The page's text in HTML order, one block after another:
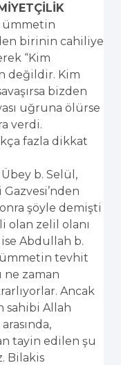
birinin cahiliye
“Kim
değildir. Kim
bizden
uğruna ölürse
verdi.
fazla dikkat
b. Selül,
şöyle demişti
olan zelil olanı
ise Abdullah b.
tevhit
ne zaman
Ancak
sahibi Allah
tayin edilen şu
Bilakis